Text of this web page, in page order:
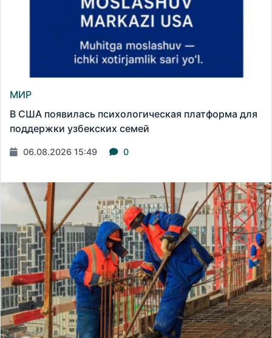
МИР
В США появилась психологическая платформа для
поддержки узбекских семей
06.08.2026 15:49 0